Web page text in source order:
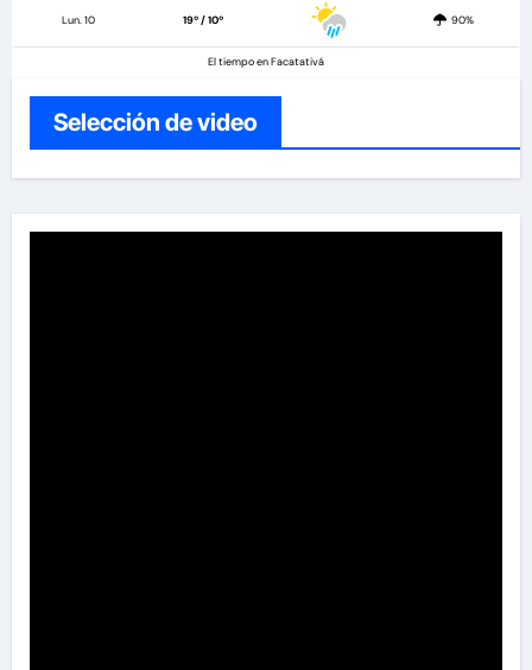
Lun. 10 19º / 10º 90%
El tiempo en Facatativá
Selección de video